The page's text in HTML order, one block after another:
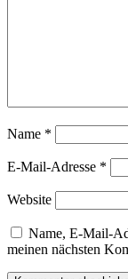
Name *
E-Mail-Adresse *
Website
Name, E-Mail-
meinen nächsten